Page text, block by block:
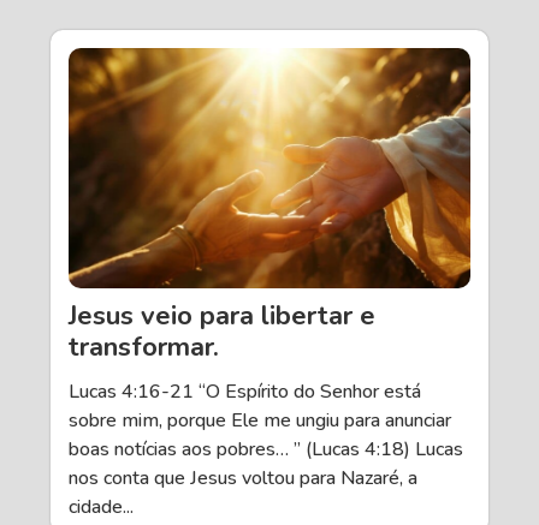
Jesus veio para libertar e
transformar.
Lucas 4:16-21 “O Espírito do Senhor está
sobre mim, porque Ele me ungiu para anunciar
boas notícias aos pobres… ” (Lucas 4:18) Lucas
nos conta que Jesus voltou para Nazaré, a
cidade...